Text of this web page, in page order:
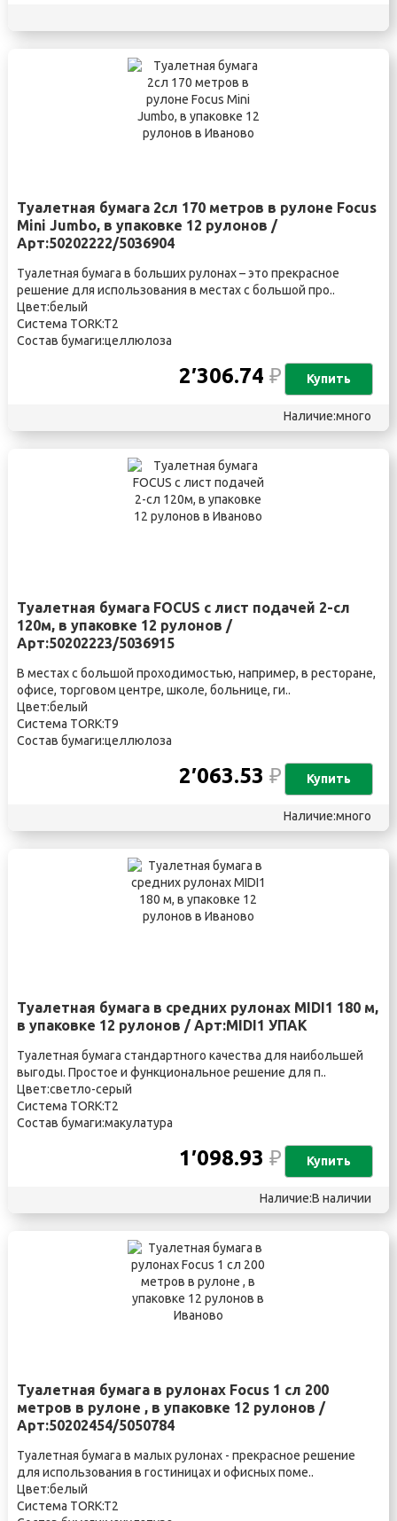
Туалетная бумага 2сл 170 метров в рулоне Focus
Mini Jumbo, в упаковке 12 рулонов /
Арт:50202222/5036904
Туалетная бумага в больших рулонах – это прекрасное
решение для использования в местах с большой про..
Цвет:белый
Система TORK:T2
Состав бумаги:целлюлоза
2′306.74₽ Купить
Наличие:много
Туалетная бумага FOCUS с лист подачей 2-сл
120м, в упаковке 12 рулонов /
Арт:50202223/5036915
В местах с большой проходимостью, например, в ресторане,
офисе, торговом центре, школе, больнице, ги..
Цвет:белый
Система TORK:T9
Состав бумаги:целлюлоза
2′063.53₽ Купить
Наличие:много
Туалетная бумага в средних рулонах MIDI1 180 м,
в упаковке 12 рулонов / Арт:MIDI1 УПАК
Туалетная бумага стандартного качества для наибольшей
выгоды. Простое и функциональное решение для п..
Цвет:светло-серый
Система TORK:T2
Состав бумаги:макулатура
1′098.93₽ Купить
Наличие:В наличии
Туалетная бумага в рулонах Focus 1 сл 200
метров в рулоне , в упаковке 12 рулонов /
Арт:50202454/5050784
Туалетная бумага в малых рулонах - прекрасное решение
для использования в гостиницах и офисных поме..
Цвет:белый
Система TORK:T2